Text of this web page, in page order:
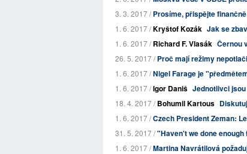
3. 3. 2017 /Prosíme, přispějte
1. 6. 2017 /Kryštof Kozák Jak se
1. 6. 2017 /Richard F. Vlasák Černou
26. 5. 2017 /Proč mají režimy
1. 6. 2017 /Nigel Farage je
1. 6. 2017 /Igor Daniš Jednotlivci
18. 4. 2017 /Bohumil Kartous
1. 6. 2017 /Czech President Zeman:
31. 5. 2017 /"Haven't we done
1. 6. 2017 /Martina Navrátilová